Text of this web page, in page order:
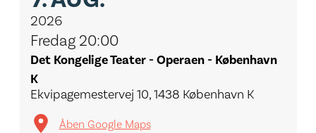
2026
Fredag 20:00
Det Kongelige Teater - Operaen - København
K
Ekvipagemestervej 10, 1438 København K
Åben Google Maps